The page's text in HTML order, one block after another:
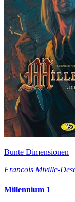
Bunte Dimensionen
Francois Miville-
Millennium 1